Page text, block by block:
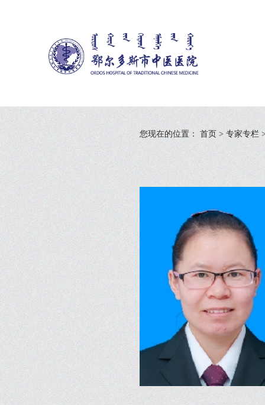
您现在的位置： 首页>专家专栏